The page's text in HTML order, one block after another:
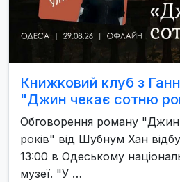
Книжковий клуб з
"Джин чекає сотню
Обговорення роману
років" від Шубнум Хан
13:00 в Одеському
музеї. "У …